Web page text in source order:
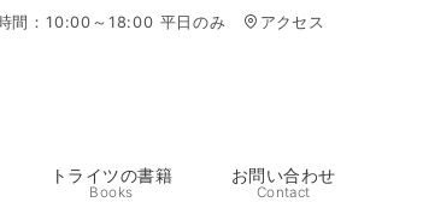
間：10:00～18:00 平日のみ アクセス
トライツの書籍
Books
お問い合わせ
Contact